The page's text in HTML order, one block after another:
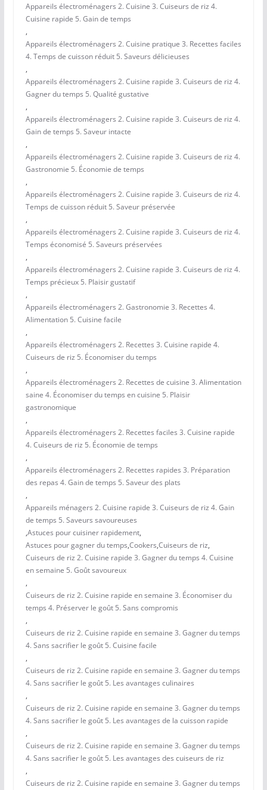
Appareils électroménagers 2. Cuisine 3. Cuiseurs de riz 4.
Cuisine rapide 5. Gain de temps
,
Appareils électroménagers 2. Cuisine pratique 3. Recettes faciles
4. Temps de cuisson réduit 5. Saveurs délicieuses
,
Appareils électroménagers 2. Cuisine rapide 3. Cuiseurs de riz 4.
Gagner du temps 5. Qualité gustative
,
Appareils électroménagers 2. Cuisine rapide 3. Cuiseurs de riz 4.
Gain de temps 5. Saveur intacte
,
Appareils électroménagers 2. Cuisine rapide 3. Cuiseurs de riz 4.
Gastronomie 5. Économie de temps
,
Appareils électroménagers 2. Cuisine rapide 3. Cuiseurs de riz 4.
Temps de cuisson réduit 5. Saveur préservée
,
Appareils électroménagers 2. Cuisine rapide 3. Cuiseurs de riz 4.
Temps économisé 5. Saveurs préservées
,
Appareils électroménagers 2. Cuisine rapide 3. Cuiseurs de riz 4.
Temps précieux 5. Plaisir gustatif
,
Appareils électroménagers 2. Gastronomie 3. Recettes 4.
Alimentation 5. Cuisine facile
,
Appareils électroménagers 2. Recettes 3. Cuisine rapide 4.
Cuiseurs de riz 5. Économiser du temps
,
Appareils électroménagers 2. Recettes de cuisine 3. Alimentation
saine 4. Économiser du temps en cuisine 5. Plaisir
gastronomique
,
Appareils électroménagers 2. Recettes faciles 3. Cuisine rapide
4. Cuiseurs de riz 5. Économie de temps
,
Appareils électroménagers 2. Recettes rapides 3. Préparation
des repas 4. Gain de temps 5. Saveur des plats
,
Appareils ménagers 2. Cuisine rapide 3. Cuiseurs de riz 4. Gain
de temps 5. Saveurs savoureuses
,Astuces pour cuisiner rapidement,
Astuces pour gagner du temps,Cookers,Cuiseurs de riz,
Cuiseurs de riz 2. Cuisine rapide 3. Gagner du temps 4. Cuisine
en semaine 5. Goût savoureux
,
Cuiseurs de riz 2. Cuisine rapide en semaine 3. Économiser du
temps 4. Préserver le goût 5. Sans compromis
,
Cuiseurs de riz 2. Cuisine rapide en semaine 3. Gagner du temps
4. Sans sacrifier le goût 5. Cuisine facile
,
Cuiseurs de riz 2. Cuisine rapide en semaine 3. Gagner du temps
4. Sans sacrifier le goût 5. Les avantages culinaires
,
Cuiseurs de riz 2. Cuisine rapide en semaine 3. Gagner du temps
4. Sans sacrifier le goût 5. Les avantages de la cuisson rapide
,
Cuiseurs de riz 2. Cuisine rapide en semaine 3. Gagner du temps
4. Sans sacrifier le goût 5. Les avantages des cuiseurs de riz
,
Cuiseurs de riz 2. Cuisine rapide en semaine 3. Gagner du temps